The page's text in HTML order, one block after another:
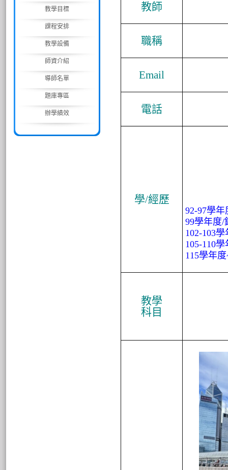
教學目標
課程安排
教學設備
師資介紹
導師名單
題庫專區
辦學績效
教師
職稱
Email
電話
學/經歷
92-97學
99學年度/
102-103學
105-110學
115學年度
教學
科目